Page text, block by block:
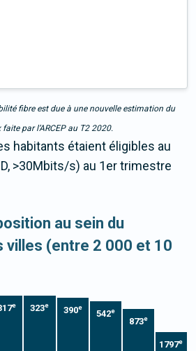
fibre est due à une nouvelle estimation du
par l’ARCEP au T2 2020.
habitants étaient éligibles au
>30Mbits/s) au 1er trimestre
au sein du
villes (entre 2 000 et 10
e 323e 390e
542e
873e
1797e